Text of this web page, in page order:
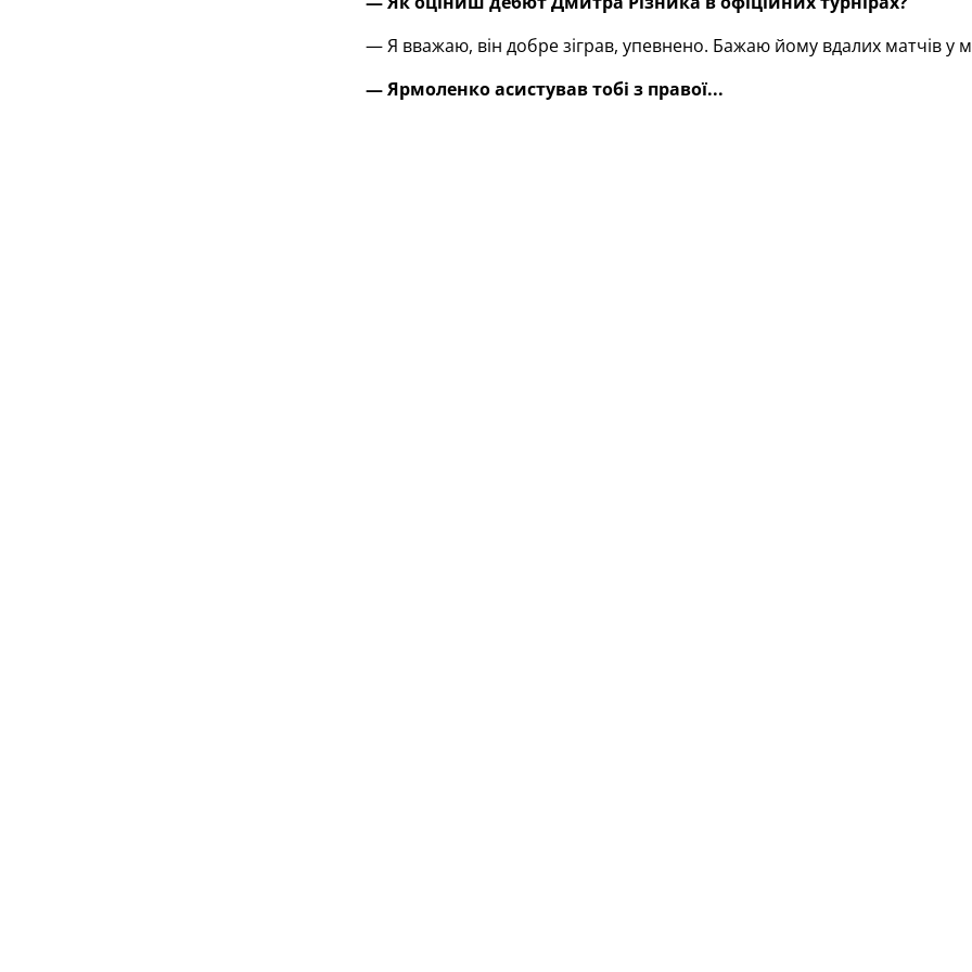
— Я вважаю, він добре зіграв, упевнено. Бажаю йому вдалих матчів у
— Ярмоленко асистував тобі з правої...